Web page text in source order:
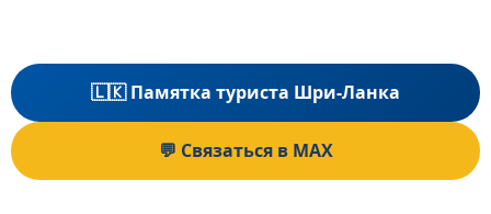
🇱🇰 Памятка туриста Шри-Ланка
💬 Связаться в MAX